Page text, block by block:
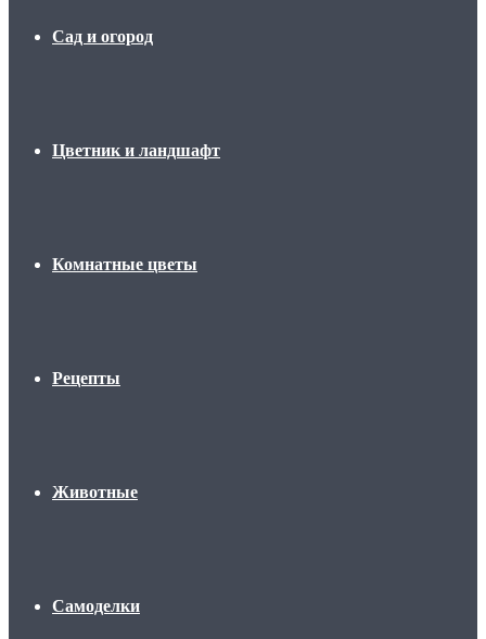
Сад и огород
Цветник и ландшафт
Комнатные цветы
Рецепты
Животные
Самоделки